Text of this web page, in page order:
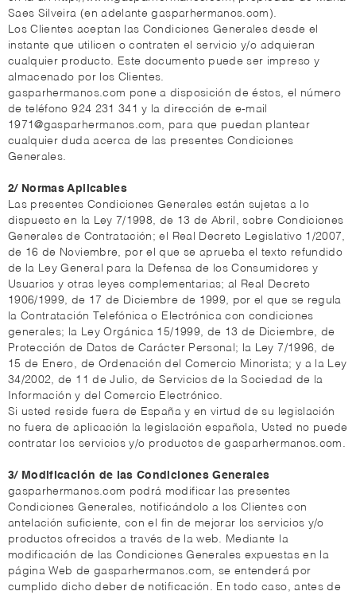
Saes Silveira (en adelante gasparhermanos.com).
Los Clientes aceptan las Condiciones Generales desde el
instante que utilicen o contraten el servicio y/o adquieran
cualquier producto. Este documento puede ser impreso y
almacenado por los Clientes.
gasparhermanos.com pone a disposición de éstos, el número
de teléfono 924 231 341 y la dirección de e-mail
1971@gasparhermanos.com, para que puedan plantear
cualquier duda acerca de las presentes Condiciones
Generales.
2/ Normas Aplicables
Las presentes Condiciones Generales están sujetas a lo
dispuesto en la Ley 7/1998, de 13 de Abril, sobre Condiciones
Generales de Contratación; el Real Decreto Legislativo 1/2007,
de 16 de Noviembre, por el que se aprueba el texto refundido
de la Ley General para la Defensa de los Consumidores y
Usuarios y otras leyes complementarias; al Real Decreto
1906/1999, de 17 de Diciembre de 1999, por el que se regula
la Contratación Telefónica o Electrónica con condiciones
generales; la Ley Orgánica 15/1999, de 13 de Diciembre, de
Protección de Datos de Carácter Personal; la Ley 7/1996, de
15 de Enero, de Ordenación del Comercio Minorista; y a la Ley
34/2002, de 11 de Julio, de Servicios de la Sociedad de la
Información y del Comercio Electrónico.
Si usted reside fuera de España y en virtud de su legislación
no fuera de aplicación la legislación española, Usted no puede
contratar los servicios y/o productos de gasparhermanos.com.
3/ Modificación de las Condiciones Generales
gasparhermanos.com podrá modificar las presentes
Condiciones Generales, notificándolo a los Clientes con
antelación suficiente, con el fin de mejorar los servicios y/o
productos ofrecidos a través de la web. Mediante la
modificación de las Condiciones Generales expuestas en la
página Web de gasparhermanos.com, se entenderá por
cumplido dicho deber de notificación. En todo caso, antes de